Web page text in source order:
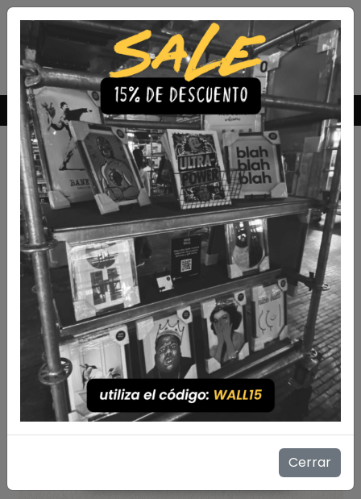
Envío Gratis a todo Chile comprando 3 o más productos
Cerrar